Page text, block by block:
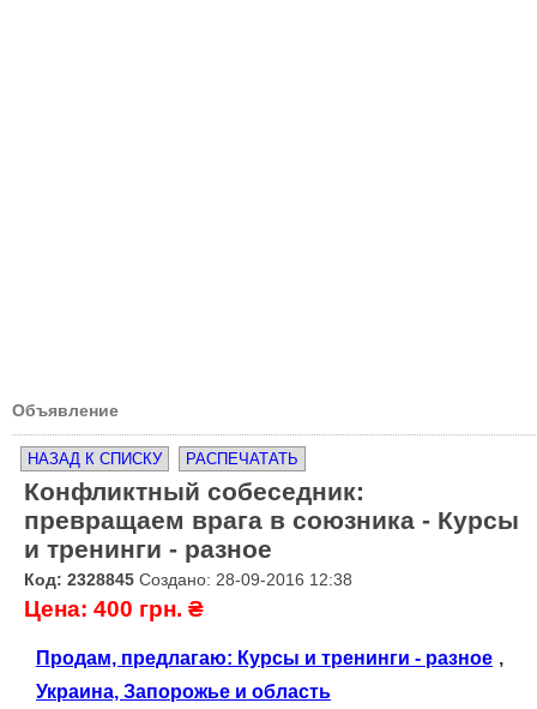
Объявление
НАЗАД К СПИСКУ РАСПЕЧАТАТЬ
Конфликтный собеседник:
превращаем врага в союзника - Курсы
и тренинги - разное
Код: 2328845 Создано: 28-09-2016 12:38
Цена: 400 грн. ₴
Продам, предлагаю: Курсы и тренинги - разное ,
Украина, Запорожье и область